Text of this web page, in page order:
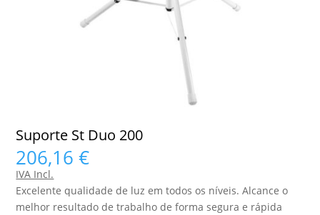
Suporte St Duo 200
206,16€
IVA Incl.
Excelente qualidade de luz em todos os níveis. Alcance o
melhor resultado de trabalho de forma segura e rápida